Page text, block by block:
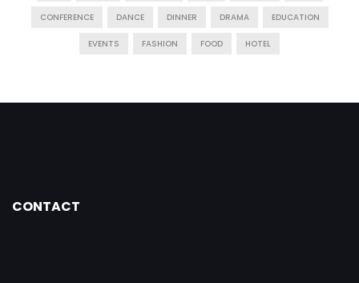
CONFERENCE DANCE DINNER DRAMA EDUCATION
EVENTS FASHION FOOD HOTEL
CONTACT